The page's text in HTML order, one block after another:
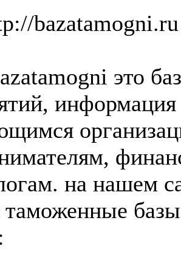
bazatamogni.ru
это
на нашем